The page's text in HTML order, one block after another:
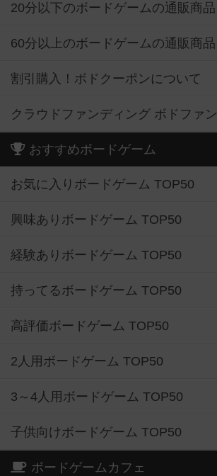
20分以下のボードゲームの通販商品
60分以上のボードゲームの通販商品
割引購入！ボドクーポンについて
クラウドファンディング ボドファン
おすすめボードゲーム
お気に入りボードゲーム TOP50
興味ありボードゲーム TOP50
経験ありボードゲーム TOP50
持ってるボードゲーム TOP50
高評価ボードゲーム TOP50
2人用ボードゲーム TOP50
3～4人用ボードゲーム TOP50
子供向けボードゲーム TOP50
ボードゲームカフェ